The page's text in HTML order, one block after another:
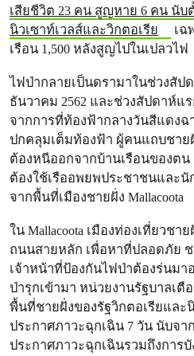
เสียชีวิต 23 คน สูญหาย 6 คน นั
นิวเซาท์เวลส์และวิกตอเรีย
เฉ
เรือน 1,500 หลังสูญไปในเปลวไฟ
ไฟป่ากลายเป็นดรามาในช่วงสัป
ธันวาคม 2562 และช่วงสัปดาห์แ
จากการที่ท้องฟ้ากลางวันสีแดง
ปกคลุมเต็มท้องฟ้า ผู้คนแถบชาย
ต้องหนีออกจากบ้านเรือนของตน
ต้องใช้เรืออพยพประชาชนและนั
จากพื้นที่เมืองชายฝั่ง Mallacoota
ใน Mallacoota เมืองท่องเที่ยวช
ถนนสายหลัก เพื่อหาที่ปลอดภัย ช
เจ้าหน้าที่ป้องกันไฟป่าต้องร่นม
ป่ารุกเข้ามา หน่วยงานรัฐบาลเตื
พื้นที่ชายฝั่งของรัฐวิกตอเรียและ
ประกาศภาวะฉุกเฉิน 7 วัน นับจา
ประกาศภาวะฉุกเฉินรวมถึงการ